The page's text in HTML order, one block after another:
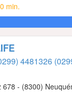
min.
4481326
- (8300)